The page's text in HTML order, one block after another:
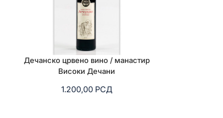
Дечанско црвено вино / манастир
Високи Дечани
1.200,00 РСД